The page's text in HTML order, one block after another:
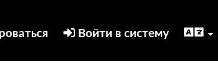
Войти в систему